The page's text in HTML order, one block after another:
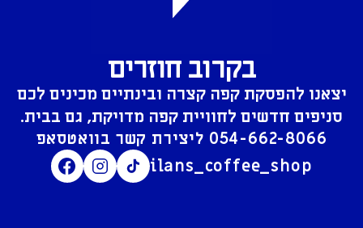
בקרוב חוזרים
יצאנו להפסקת קפה קצרה ובינתיים מכינים לכם
סניפים חדשים לחוויית קפה מדויקת, גם בבית.
054-662-8066
ilans_coffee_shop